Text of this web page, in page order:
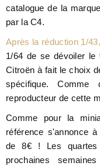
catalogue de la
par la C4.
Après la réduction 1/43,
1/64 de se dévoiler le
Citroën à fait le choix
spécifique.
reproducteur de cette
Comme pour la
référence s'annonce
de 8€ ! Les quartes
prochaines